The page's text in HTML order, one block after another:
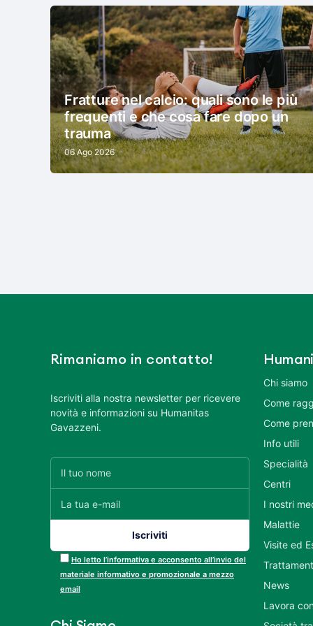
Fratture nel calcio: quali sono le più
frequenti e che cosa fare dopo un
trauma
06 Ago 2026
Rimaniamo in contatto!
Iscriviti alla nostra newsletter per ricevere
novità e informazioni su Humanitas
Gavazzeni.
Ho letto l’informativa e acconsento all’invio del
materiale informativo e promozionale a mezzo
email
Chi siamo
Come
Come
Info utili
Specialità
Centri
I nostri
Malattie
Visite ed
News
Lavora